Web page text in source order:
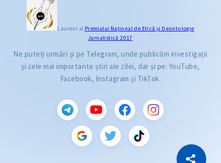
Laureat al Premiului Naţional de Etică și Deontologie
Jurnalistică 2017
Ne puteți urmări și pe Telegram, unde publicăm investigații
și cele mai importante știri ale zilei, dar și pe: YouTube,
Facebook, Instagram și TikTok.